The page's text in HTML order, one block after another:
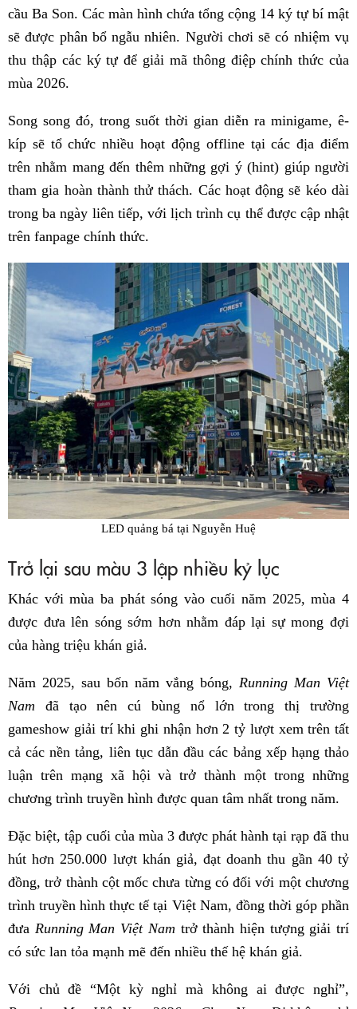
cầu Ba Son. Các màn hình chứa tổng cộng 14 ký tự bí mật
sẽ được phân bổ ngẫu nhiên. Người chơi sẽ có nhiệm vụ
thu thập các ký tự để giải mã thông điệp chính thức của
mùa 2026.
Song song đó, trong suốt thời gian diễn ra minigame, ê-
kíp sẽ tổ chức nhiều hoạt động offline tại các địa điểm
trên nhằm mang đến thêm những gợi ý (hint) giúp người
tham gia hoàn thành thử thách. Các hoạt động sẽ kéo dài
trong ba ngày liên tiếp, với lịch trình cụ thể được cập nhật
trên fanpage chính thức.
LED quảng bá tại Nguyễn Huệ
Trở lại sau màu 3 lập nhiều kỷ lục
Khác với mùa ba phát sóng vào cuối năm 2025, mùa 4
được đưa lên sóng sớm hơn nhằm đáp lại sự mong đợi
của hàng triệu khán giả.
Năm 2025, sau bốn năm vắng bóng, Running Man Việt
Nam đã tạo nên cú bùng nổ lớn trong thị trường
gameshow giải trí khi ghi nhận hơn 2 tỷ lượt xem trên tất
cả các nền tảng, liên tục dẫn đầu các bảng xếp hạng thảo
luận trên mạng xã hội và trở thành một trong những
chương trình truyền hình được quan tâm nhất trong năm.
Đặc biệt, tập cuối của mùa 3 được phát hành tại rạp đã thu
hút hơn 250.000 lượt khán giả, đạt doanh thu gần 40 tỷ
đồng, trở thành cột mốc chưa từng có đối với một chương
trình truyền hình thực tế tại Việt Nam, đồng thời góp phần
đưa Running Man Việt Nam trở thành hiện tượng giải trí
có sức lan tỏa mạnh mẽ đến nhiều thế hệ khán giả.
Với chủ đề “Một kỳ nghỉ mà không ai được nghỉ”,